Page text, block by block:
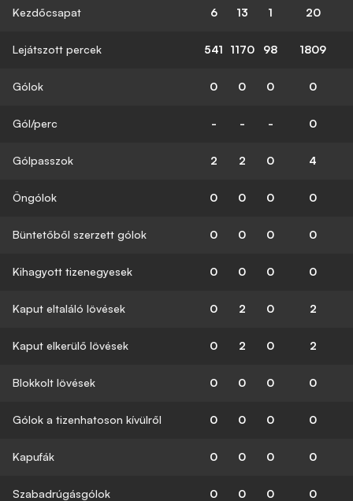
Kezdőcsapat 6 13 1 20
Lejátszott percek 541 1170 98 1809
Gólok 0 0 0 0
Gól/perc - - - 0
Gólpasszok 2 2 0 4
Öngólok 0 0 0 0
Büntetőből szerzett gólok 0 0 0 0
Kihagyott tizenegyesek 0 0 0 0
Kaput eltaláló lövések 0 2 0 2
Kaput elkerülő lövések 0 2 0 2
Blokkolt lövések 0 0 0 0
Gólok a tizenhatoson kívülről 0 0 0 0
Kapufák 0 0 0 0
Szabadrúgásgólok 0 0 0 0